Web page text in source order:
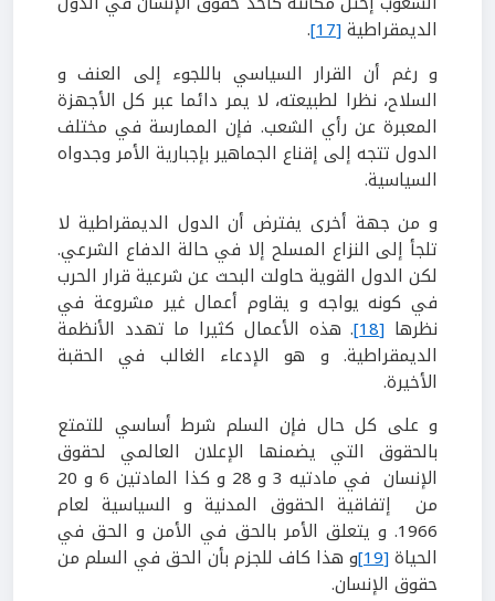
الديمقراطية[17]
.
و رغم أن القرار السياسي باللجوء إلى العنف و
السلاح، نظرا لطبيعته، لا يمر دائما عبر كل الأجهزة
المعبرة عن رأي الشعب. فإن الممارسة في مختلف
الدول تتجه إلى إقناع الجماهير بإجبارية الأمر وجدواه
السياسية.
و من جهة أخرى يفترض أن الدول الديمقراطية لا
تلجأ إلى النزاع المسلح إلا في حالة الدفاع الشرعي.
لكن الدول القوية حاولت البحث عن شرعية قرار الحرب
في كونه يواجه و يقاوم أعمال غير مشروعة في
نظرها [18]
. هذه الأعمال كثيرا ما تهدد الأنظمة
الديمقراطية. و هو الإدعاء الغالب في الحقبة
الأخيرة.
و على كل حال فإن السلم شرط أساسي للتمتع
بالحقوق التي يضمنها الإعلان العالمي لحقوق
الإنسان في مادتيه 3 و 28 و كذا المادتين 6 و 20
من إتفاقية الحقوق المدنية و السياسية لعام
1966. و يتعلق الأمر بالحق في الأمن و الحق في
الحياة[19]
و هذا كاف للجزم بأن الحق في السلم من
حقوق الإنسان.